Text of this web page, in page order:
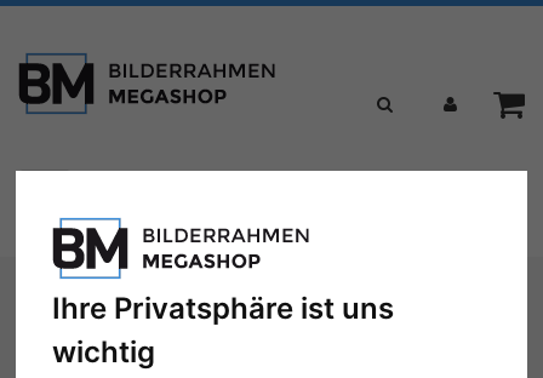
Ihre Privatsphäre ist uns
wichtig
navigation
Sie sind hier:
Standardformat